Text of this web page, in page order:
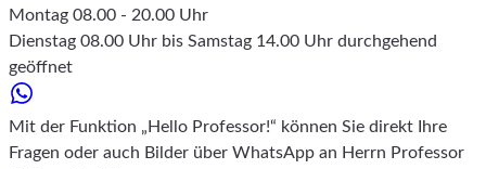
Montag 08.00 - 20.00 Uhr
Dienstag 08.00 Uhr bis Samstag 14.00 Uhr durchgehend
geöffnet
Mit der Funktion „Hello Professor!“ können Sie direkt Ihre
Fragen oder auch Bilder über WhatsApp an Herrn Professor